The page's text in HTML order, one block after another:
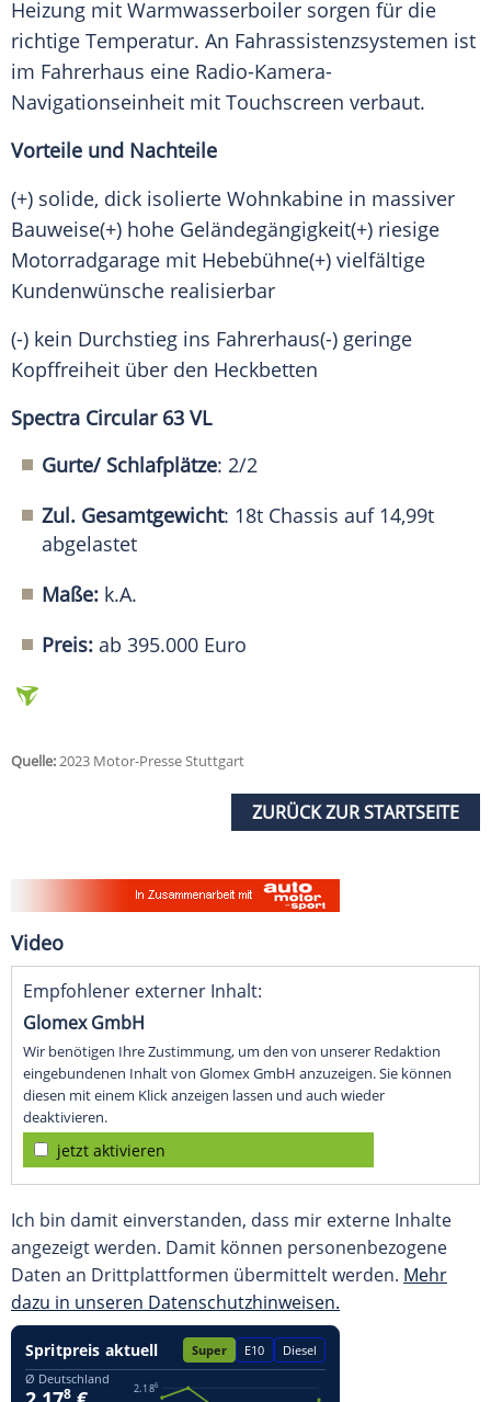
Heizung mit Warmwasserboiler sorgen für die
richtige Temperatur. An Fahrassistenzsystemen ist
im Fahrerhaus eine Radio-Kamera-
Navigationseinheit mit Touchscreen verbaut.
Vorteile und Nachteile
(+) solide, dick isolierte Wohnkabine in massiver
Bauweise(+) hohe Geländegängigkeit(+) riesige
Motorradgarage mit Hebebühne(+) vielfältige
Kundenwünsche realisierbar
(-) kein Durchstieg ins Fahrerhaus(-) geringe
Kopffreiheit über den Heckbetten
Spectra Circular 63 VL
Gurte/ Schlafplätze: 2/2
Zul. Gesamtgewicht: 18t Chassis auf 14,99t
abgelastet
Maße: k.A.
Preis: ab 395.000 Euro
Quelle:2023 Motor-Presse Stuttgart
ZURÜCK ZUR STARTSEITE
Video
Empfohlener externer Inhalt:
Glomex GmbH
Wir benötigen Ihre Zustimmung, um den von unserer Redaktion
eingebundenen Inhalt von Glomex GmbH anzuzeigen. Sie können
diesen mit einem Klick anzeigen lassen und auch wieder
deaktivieren.
jetzt aktivieren
Ich bin damit einverstanden, dass mir externe Inhalte
angezeigt werden. Damit können personenbezogene
Daten an Drittplattformen übermittelt werden. Mehr
dazu in unseren Datenschutzhinweisen.